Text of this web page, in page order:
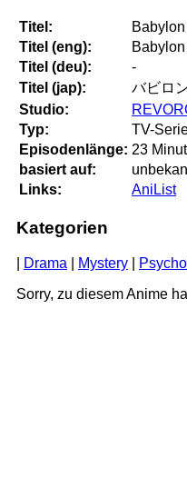
Titel:
Babylon
Titel (eng):
Babylon
Titel (deu):
-
Titel (jap):
バビロ
Studio:
Typ:
TV-
Episodenlänge: 23
basiert auf:
Links:
AniList
Kategorien
Drama Mystery
Sorry, zu diesem Anime